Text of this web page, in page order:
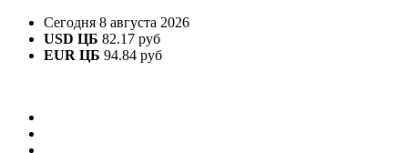
Сегодня 8 августа 2026
USD ЦБ 82.17 руб
EUR ЦБ 94.84 руб